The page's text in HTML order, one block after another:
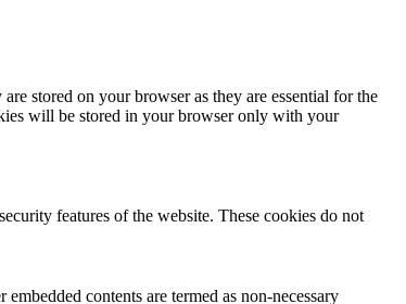
stored on your browser as they are essential for the
will be stored in your browser only with your
features of the website. These cookies do not
contents are termed as non-necessary